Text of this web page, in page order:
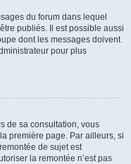
du forum dans lequel
publiés. Il est possible aussi
dont les messages doivent
pour plus
de sa consultation, vous
première page. Par ailleurs, si
de sujet est
la remontée n’est pas